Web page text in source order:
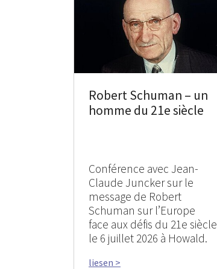
Robert Schuman – un
homme du 21e siècle
Conférence avec Jean-
Claude Juncker sur le
message de Robert
Schuman sur l’Europe
face aux défis du 21e siècle
le 6 juillet 2026 à Howald.
liesen >